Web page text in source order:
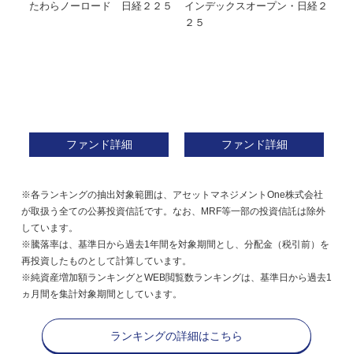
たわらノーロード 日経２２５
ファンド詳細
インデックスオープン・日経２
２５
ファンド詳細
※各ランキングの抽出対象範囲は、アセットマネジメントOne株式会社
が取扱う全ての公募投資信託です。なお、MRF等一部の投資信託は除外
しています。
※騰落率は、基準日から過去1年間を対象期間とし、分配金（税引前）を
再投資したものとして計算しています。
※純資産増加額ランキングとWEB閲覧数ランキングは、基準日から過去1
ヵ月間を集計対象期間としています。
ランキングの詳細はこちら